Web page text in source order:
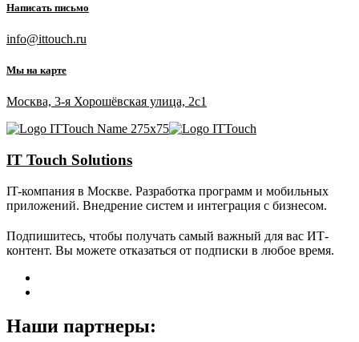
Написать письмо
info@ittouch.ru
Мы на карте
Москва, 3-я Хорошёвская улица, 2с1
IT Touch Solutions
IT-компания в Москве. Разработка программ и мобильных
приложений. Внедрение систем и интеграция с бизнесом.
Подпишитесь, чтобы получать самый важный для вас ИТ-
контент. Вы можете отказаться от подписки в любое время.
Наши партнеры: